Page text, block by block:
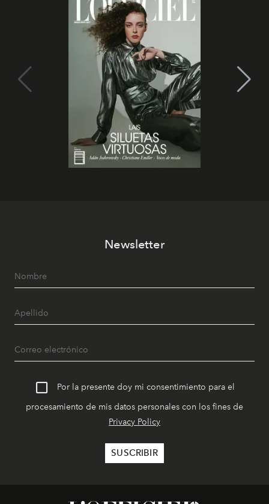
Newsletter
Por la presente doy mi consentimiento para el
procesamiento de mis datos personales con los fines de
Privacy Policy